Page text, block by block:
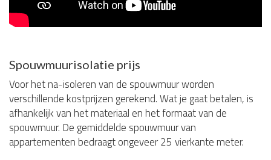
Spouwmuurisolatie prijs
Voor het na-isoleren van de spouwmuur worden
verschillende kostprijzen gerekend. Wat je gaat betalen, is
afhankelijk van het materiaal en het formaat van de
spouwmuur. De gemiddelde spouwmuur van
appartementen bedraagt ongeveer 25 vierkante meter.